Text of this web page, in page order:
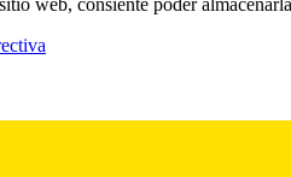
web, consiente poder